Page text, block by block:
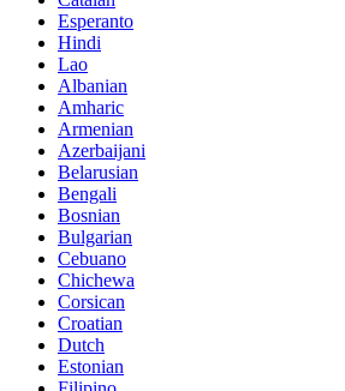
Esperanto
Hindi
Lao
Albanian
Amharic
Armenian
Azerbaijani
Belarusian
Bengali
Bosnian
Bulgarian
Cebuano
Chichewa
Corsican
Croatian
Dutch
Estonian